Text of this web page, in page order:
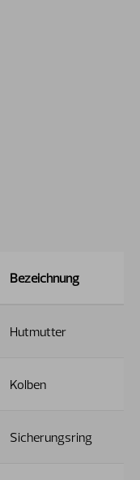
Bezeichnung
Hutmutter
Kolben
Sicherungsring